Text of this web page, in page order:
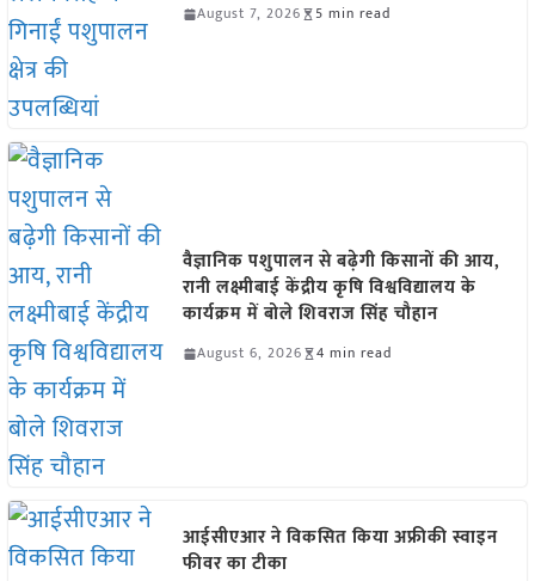
August 7, 2026 5 min read
वैज्ञानिक पशुपालन से बढ़ेगी किसानों की आय,
रानी लक्ष्मीबाई केंद्रीय कृषि विश्वविद्यालय के
कार्यक्रम में बोले शिवराज सिंह चौहान
August 6, 2026 4 min read
आईसीएआर ने विकसित किया अफ्रीकी स्वाइन
फीवर का टीका